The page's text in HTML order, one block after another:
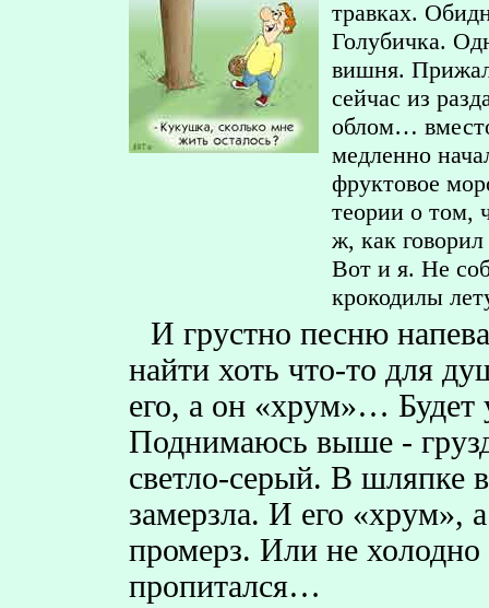
травках.
Голубичка.
вишня.
сейчас из
облом…
медленно
фруктовое
теории о том,
ж, как
Вот и я. Не
крокодилы
И грустно песню
найти хоть что-то для
его, а он «хрум»…
Поднимаюсь выше -
светло-серый. В шляпке
замерзла. И его «хрум»,
промерз. Или не
пропитался…